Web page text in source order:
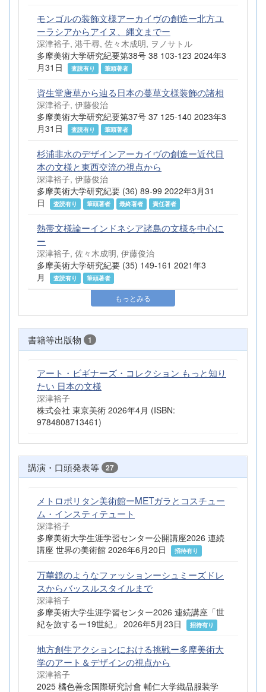
モンゴルの装飾文様アーカイヴの創造ー北方ユ
ーラシアからアイヌ、縄文までー
深津裕子, 港千尋, 佐々木成明, ヲノサトル
多摩美術大学研究紀要第38号 38 103-123 2024年3
月31日
査読有り 筆頭著者
資生堂唐草から辿る日本の蔓草文様装飾の諸相
深津裕子, 伊藤俊治
多摩美術大学研究紀要第37号 37 125-140 2023年3
月31日
査読有り 筆頭著者
杉浦非水のデザインアーカイヴの創造ー近代日
本の文様と東西交流の視点から
深津裕子, 伊藤俊治
多摩美術大学研究紀要 (36) 89-99 2022年3月31
日
査読有り 筆頭著者 最終著者 責任著者
熱帯文様論ーインドネシア諸島の文様を中心に
ー
深津裕子, 佐々木成明, 伊藤俊治
多摩美術大学研究紀要 (35) 149-161 2021年3
月
査読有り 筆頭著者
もっとみる
書籍等出版物 1
アート・ビギナーズ・コレクション もっと知り
たい 日本の文様
深津裕子
株式会社 東京美術 2026年4月 (ISBN:
9784808713461)
講演・口頭発表等 27
メトロポリタン美術館ーMETガラとコスチュー
ム・インスティテュート
深津裕子
多摩美術大学生涯学習センター公開講座2026 連続
講座 世界の美術館 2026年6月20日
招待有り
万華鏡のようなファッションーシュミーズドレ
スからバッスルスタイルまで
深津裕子
多摩美術大学生涯学習センター2026 連続講座「世
紀を旅するー19世紀」 2026年5月23日
招待有り
地方創生アクションにおける挑戦ー多摩美術大
学のアート＆デザインの視点から
深津裕子
2025 橘色善念国際研究討會 輔仁大学織品服装学